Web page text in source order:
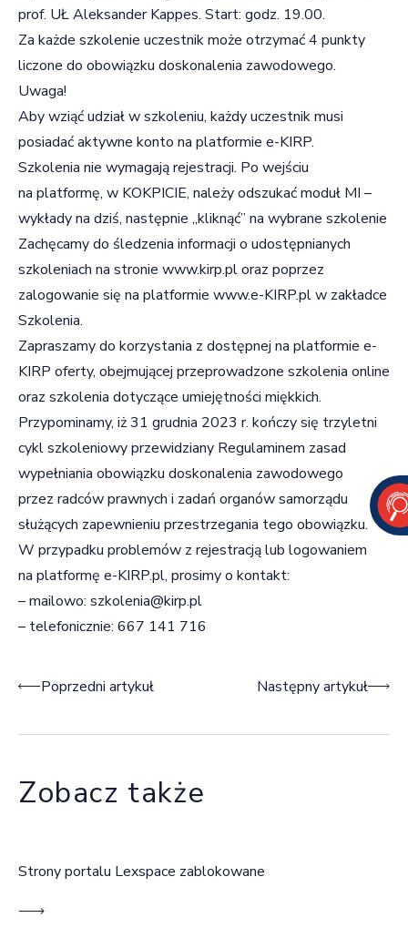
prof. UŁ Aleksander Kappes. Start: godz. 19.00.
Za każde szkolenie uczestnik może otrzymać 4 punkty
liczone do obowiązku doskonalenia zawodowego.
Uwaga!
Aby wziąć udział w szkoleniu, każdy uczestnik musi
posiadać aktywne konto na platformie e-KIRP.
Szkolenia nie wymagają rejestracji. Po wejściu
na platformę, w KOKPICIE, należy odszukać moduł MI –
wykłady na dziś, następnie „kliknąć” na wybrane szkolenie
Zachęcamy do śledzenia informacji o udostępnianych
szkoleniach na stronie www.kirp.ploraz poprzez
zalogowanie się na platformie www.e-KIRP.plw zakładce
Szkolenia.
Zapraszamy do korzystania z dostępnej na platformie e-
KIRP oferty, obejmującej przeprowadzone szkolenia online
oraz szkolenia dotyczące umiejętności miękkich.
Przypominamy, iż 31 grudnia 2023 r. kończy się trzyletni
cykl szkoleniowy przewidziany Regulaminem zasad
wypełniania obowiązku doskonalenia zawodowego
przez radców prawnych i zadań organów samorządu
służących zapewnieniu przestrzegania tego obowiązku.
W przypadku problemów z rejestracją lub logowaniem
na platformę e-KIRP.pl, prosimy o kontakt:
– mailowo: szkolenia@kirp.pl
– telefonicznie: 667 141 716
Nawigacja wpisu
Poprzedni artykuł Następny artykuł
Zobacz także
Strony portalu Lexspace zablokowane